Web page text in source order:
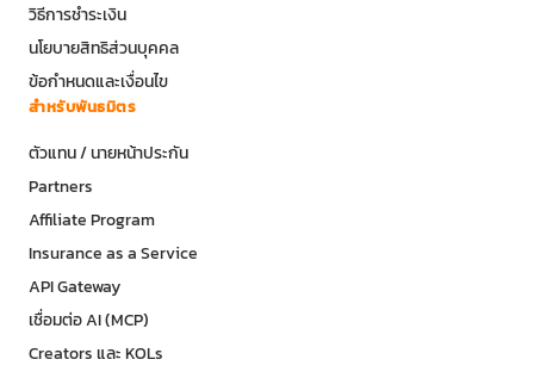
วิธีการชำระเงิน
นโยบายสิทธิส่วนบุคคล
ข้อกำหนดและเงื่อนไข
สำหรับพันธมิตร
ตัวแทน / นายหน้าประกัน
Partners
Affiliate Program
Insurance as a Service
API Gateway
เชื่อมต่อ AI (MCP)
Creators และ KOLs